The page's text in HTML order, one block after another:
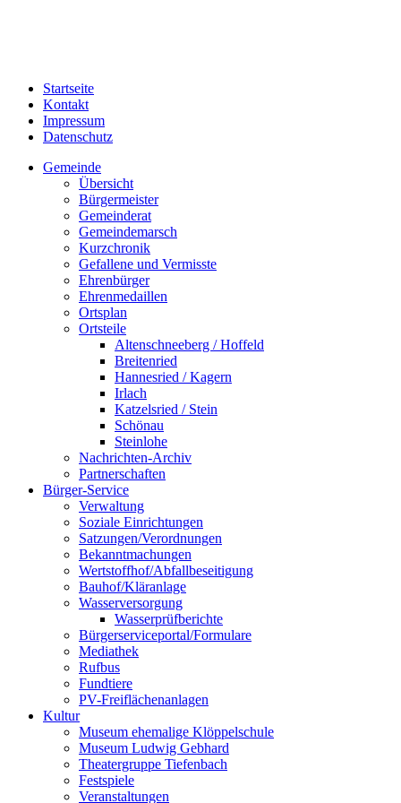
Startseite
Kontakt
Impressum
Datenschutz
Gemeinde
Übersicht
Bürgermeister
Gemeinderat
Gemeindemarsch
Kurzchronik
Gefallene und Vermisste
Ehrenbürger
Ehrenmedaillen
Ortsplan
Ortsteile
Altenschneeberg / Hoffeld
Breitenried
Hannesried / Kagern
Irlach
Katzelsried / Stein
Schönau
Steinlohe
Nachrichten-Archiv
Partnerschaften
Bürger-Service
Verwaltung
Soziale Einrichtungen
Satzungen/Verordnungen
Bekanntmachungen
Wertstoffhof/Abfallbeseitigung
Bauhof/Kläranlage
Wasserversorgung
Wasserprüfberichte
Bürgerserviceportal/Formulare
Mediathek
Rufbus
Fundtiere
PV-Freiflächenanlagen
Kultur
Museum ehemalige Klöppelschule
Museum Ludwig Gebhard
Theatergruppe Tiefenbach
Festspiele
Veranstaltungen